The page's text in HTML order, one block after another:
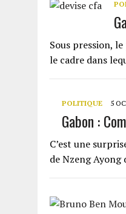
Sous pression,
le cadre dans
POLITIQUE 5
Gabon :
C’est une
de Nzeng Ayong